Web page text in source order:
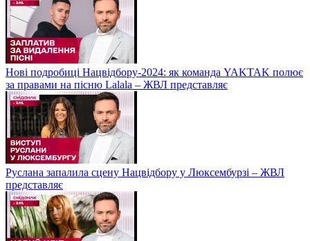
Нові подробиці Нацвідбору-2024: як команда YAKTAK полює
за правами на пісню Lalala – ЖВЛ представляє
Руслана запалила сцену Нацвідбору у Люксембурзі – ЖВЛ
представляє